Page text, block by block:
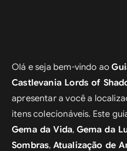
Olá e seja bem-vindo ao
Castlevania Lords of
apresentar a você a
Gema da Vida, Gema da
Sombras, Atualização de